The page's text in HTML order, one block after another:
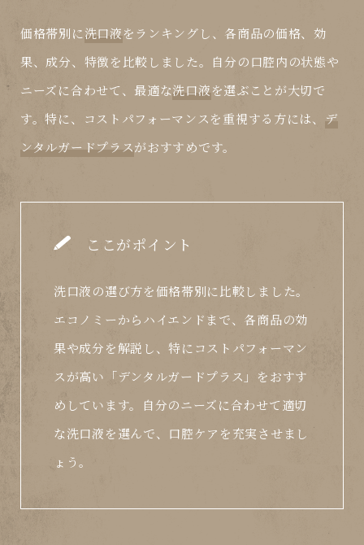
価格帯別に洗口液をランキングし、各商品の価格、効
果、成分、特徴を比較しました。自分の口腔内の状態や
ニーズに合わせて、最適な洗口液を選ぶことが大切で
す。特に、コストパフォーマンスを重視する方には、
デ
ンタルガードプラスがおすすめです。
ここがポイント
洗口液の選び方を価格帯別に比較しました。
エコノミーからハイエンドまで、各商品の効
果や成分を解説し、特にコストパフォーマン
スが高い「デンタルガードプラス」をおすす
めしています。自分のニーズに合わせて適切
な洗口液を選んで、口腔ケアを充実させまし
ょう。